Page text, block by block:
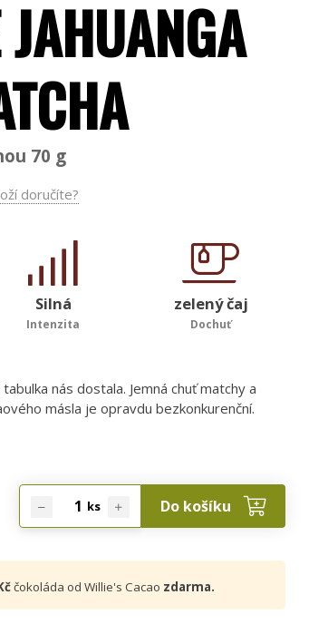
70 g
doručíte?
Silná
Intenzita
zelený čaj
Dochuť
nás dostala. Jemná chuť matchy a
másla je opravdu bezkonkurenční.
ks Do košíku
čokoláda od Willie's Cacao zdarma.